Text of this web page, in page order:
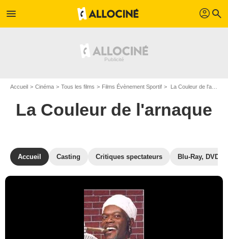
menu profil search
Accueil Cinéma Tous les films Films Évènement Sportif La Couleur de l'arnaque de Reginald Hudlin
La Couleur de l'arnaque
Accueil Casting Critiques spectateurs Blu-Ray, DVD